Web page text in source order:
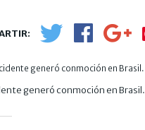
generó conmoción en Brasil.